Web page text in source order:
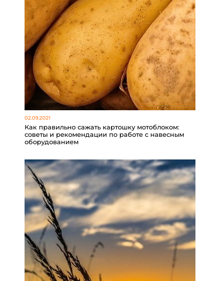
02.09.2021
Как правильно сажать картошку мотоблоком:
советы и рекомендации по работе с навесным
оборудованием